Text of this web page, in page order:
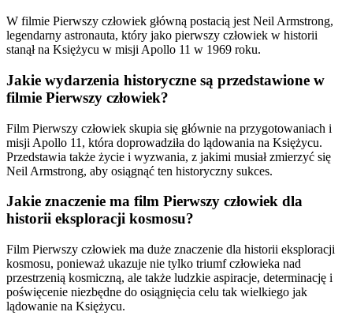
W filmie Pierwszy człowiek główną postacią jest Neil Armstrong,
legendarny astronauta, który jako pierwszy człowiek w historii
stanął na Księżycu w misji Apollo 11 w 1969 roku.
Jakie wydarzenia historyczne są przedstawione w
filmie Pierwszy człowiek?
Film Pierwszy człowiek skupia się głównie na przygotowaniach i
misji Apollo 11, która doprowadziła do lądowania na Księżycu.
Przedstawia także życie i wyzwania, z jakimi musiał zmierzyć się
Neil Armstrong, aby osiągnąć ten historyczny sukces.
Jakie znaczenie ma film Pierwszy człowiek dla
historii eksploracji kosmosu?
Film Pierwszy człowiek ma duże znaczenie dla historii eksploracji
kosmosu, ponieważ ukazuje nie tylko triumf człowieka nad
przestrzenią kosmiczną, ale także ludzkie aspiracje, determinację i
poświęcenie niezbędne do osiągnięcia celu tak wielkiego jak
lądowanie na Księżycu.